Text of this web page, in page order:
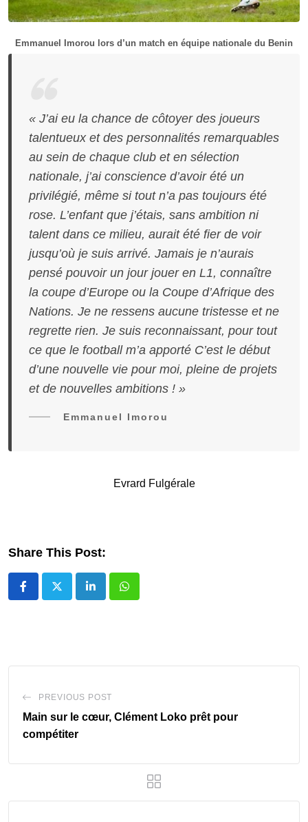
Emmanuel Imorou lors d’un match en équipe nationale du Benin
« J’ai eu la chance de côtoyer des joueurs
talentueux et des personnalités remarquables
au sein de chaque club et en sélection
nationale, j’ai conscience d’avoir été un
privilégié, même si tout n’a pas toujours été
rose. L’enfant que j’étais, sans ambition ni
talent dans ce milieu, aurait été fier de voir
jusqu’où je suis arrivé. Jamais je n’aurais
pensé pouvoir un jour jouer en L1, connaître
la coupe d’Europe ou la Coupe d’Afrique des
Nations. Je ne ressens aucune tristesse et ne
regrette rien. Je suis reconnaissant, pour tout
ce que le football m’a apporté C’est le début
d’une nouvelle vie pour moi, pleine de projets
et de nouvelles ambitions ! »
Emmanuel Imorou
Evrard Fulgérale
Share This Post:
LinkedInWhatsapp
PREVIOUS POST
Main sur le cœur, Clément Loko prêt pour
compétiter